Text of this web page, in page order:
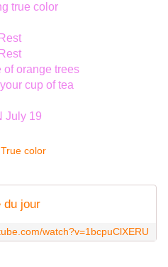
true color
Rest
Rest
of orange trees
your cup of tea
July 19
du jour
watch?v=1bcpuClXERU